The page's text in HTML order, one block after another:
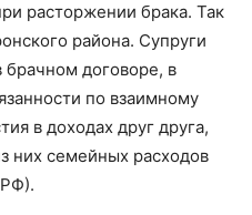
расторжении брака. Так
района. Супруги
брачном договоре, в
по взаимному
в доходах друг друга,
них семейных расходов